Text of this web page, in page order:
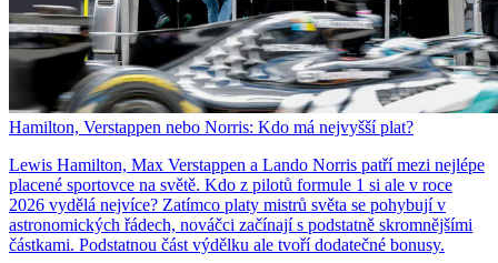
Hamilton, Verstappen nebo Norris: Kdo má nejvyšší plat?
Lewis Hamilton, Max Verstappen a Lando Norris patří mezi nejlépe
placené sportovce na světě. Kdo z pilotů formule 1 si ale v roce
2026 vydělá nejvíce? Zatímco platy mistrů světa se pohybují v
astronomických řádech, nováčci začínají s podstatně skromnějšími
částkami. Podstatnou část výdělku ale tvoří dodatečné bonusy.